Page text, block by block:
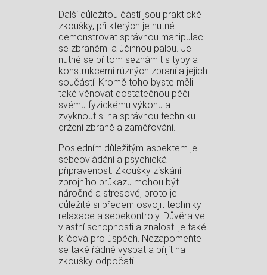
Další důležitou částí jsou praktické
zkoušky, při kterých je nutné
demonstrovat správnou manipulaci
se zbraněmi a účinnou palbu. Je
nutné se přitom seznámit s typy a
konstrukcemi různých zbraní a jejich
součástí. Kromě toho byste měli
také věnovat dostatečnou péči
svému fyzickému výkonu a
zvyknout si na správnou techniku
držení zbraně a zaměřování.
Posledním důležitým aspektem je
sebeovládání a psychická
připravenost. Zkoušky získání
zbrojního průkazu mohou být
náročné a stresové, proto je
důležité si předem osvojit techniky
relaxace a sebekontroly. Důvěra ve
vlastní schopnosti a znalosti je také
klíčová pro úspěch. Nezapomeňte
se také řádně vyspat a přijít na
zkoušky odpočatí.